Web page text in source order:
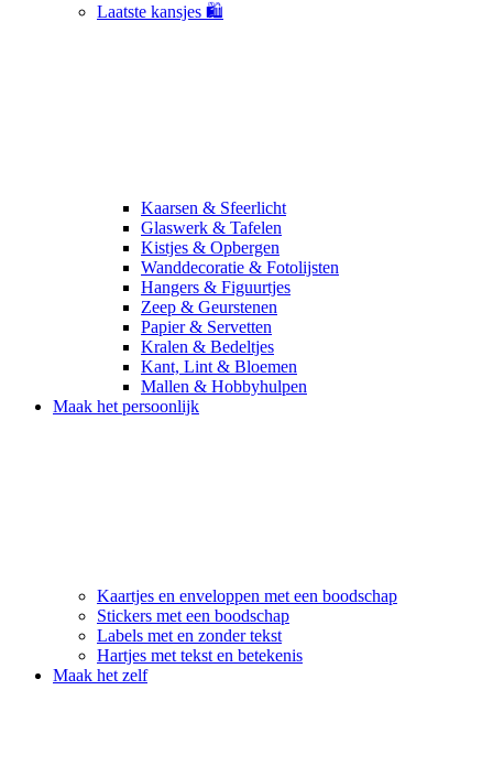
Laatste kansjes 🛍️
Kaarsen & Sfeerlicht
Glaswerk & Tafelen
Kistjes & Opbergen
Wanddecoratie & Fotolijsten
Hangers & Figuurtjes
Zeep & Geurstenen
Papier & Servetten
Kralen & Bedeltjes
Kant, Lint & Bloemen
Mallen & Hobbyhulpen
Maak het persoonlijk
Kaartjes en enveloppen met een boodschap
Stickers met een boodschap
Labels met en zonder tekst
Hartjes met tekst en betekenis
Maak het zelf